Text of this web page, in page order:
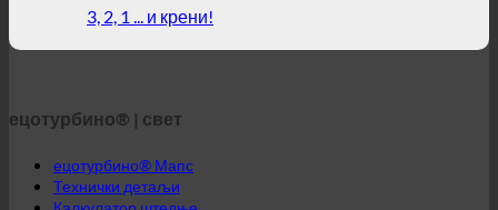
ецотурбино® | свет
Технички детаљи
Калкулатор штедње
Студије случаја
ФАК | Често питана
Вебсхоп | енглески